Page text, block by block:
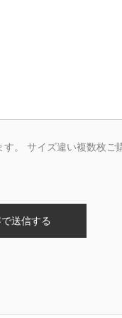
。 サイズ違い複数枚ご